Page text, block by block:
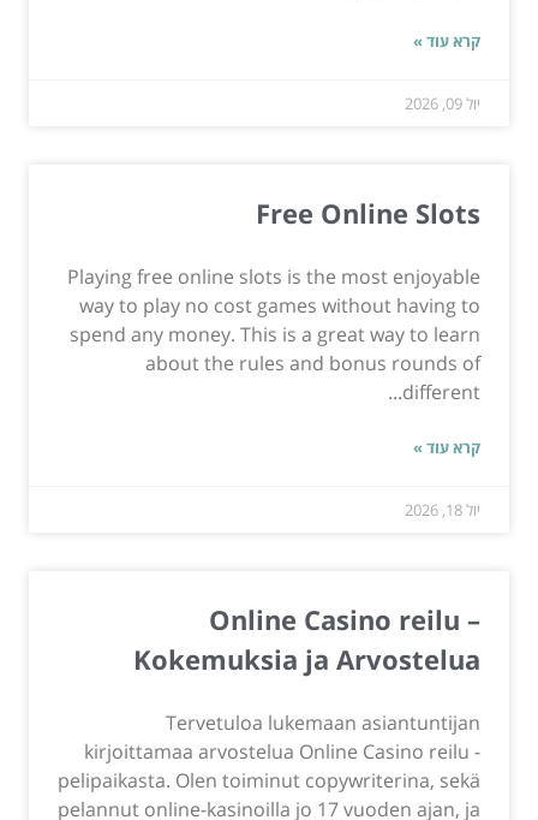
קרא עוד »
יול 09, 2026
Free Online Slots
Playing free online slots is the most enjoyable
way to play no cost games without having to
spend any money. This is a great way to learn
about the rules and bonus rounds of
different...
קרא עוד »
יול 18, 2026
Online Casino reilu –
Kokemuksia ja Arvostelua
Tervetuloa lukemaan asiantuntijan
kirjoittamaa arvostelua Online Casino reilu -
pelipaikasta. Olen toiminut copywriterina, sekä
pelannut online-kasinoilla jo 17 vuoden ajan, ja